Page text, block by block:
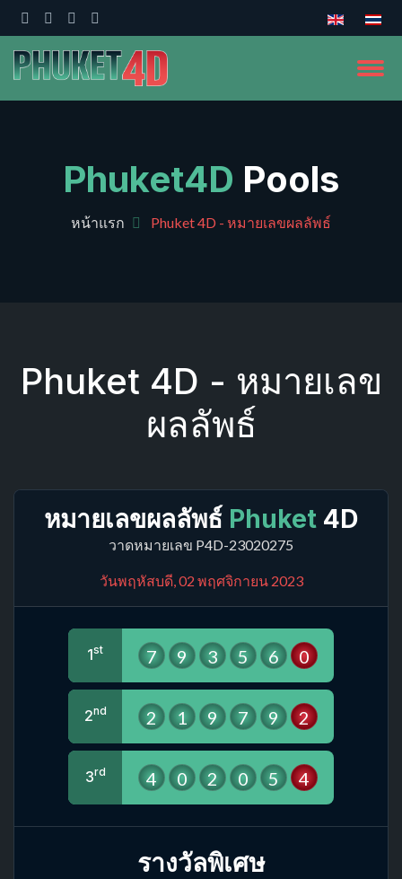
Phuket4D Pools
หน้าแรก Phuket 4D - หมายเลขผลลัพธ์
Phuket 4D - หมายเลข
ผลลัพธ์
หมายเลขผลลัพธ์ Phuket 4D
วาดหมายเลข P4D-23020275
วันพฤหัสบดี, 02 พฤศจิกายน 2023
1st 7 9 3 5 6 0
2nd 2 1 9 7 9 2
3rd 4 0 2 0 5 4
รางวัลพิเศษ